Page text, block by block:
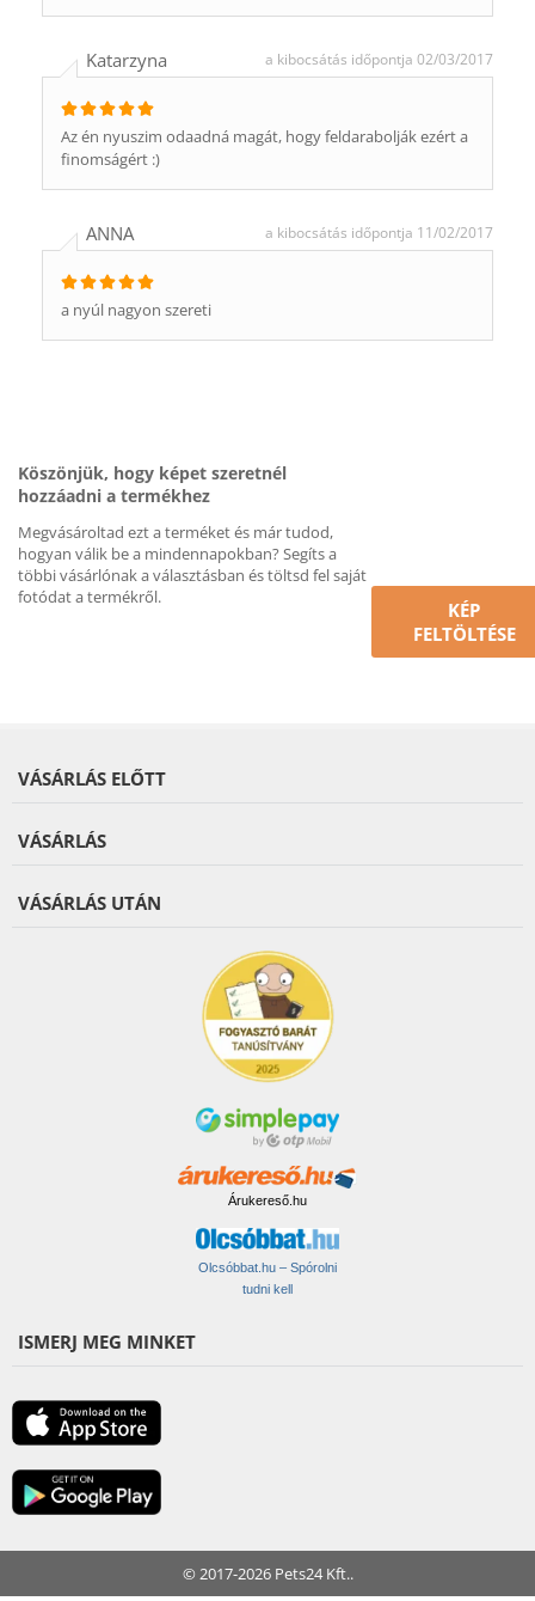
Katarzyna a kibocsátás időpontja 02/03/2017
Az én nyuszim odaadná magát, hogy feldarabolják ezért a
finomságért :)
ANNA a kibocsátás időpontja 11/02/2017
a nyúl nagyon szereti
Köszönjük, hogy képet szeretnél
hozzáadni a termékhez
Megvásároltad ezt a terméket és már tudod,
hogyan válik be a mindennapokban? Segíts a
többi vásárlónak a választásban és töltsd fel saját
fotódat a termékről.
KÉP
FELTÖLTÉSE
VÁSÁRLÁS ELŐTT
VÁSÁRLÁS
VÁSÁRLÁS UTÁN
Árukereső.hu
Olcsóbbat.hu – Spórolni
tudni kell
ISMERJ MEG MINKET
© 2017-2026 Pets24 Kft..